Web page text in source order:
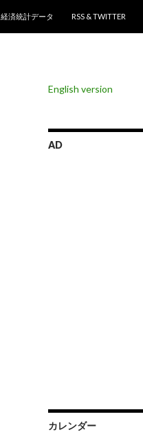
経済統計データ
RSS & TWITTER
English version
AD
カレンダー